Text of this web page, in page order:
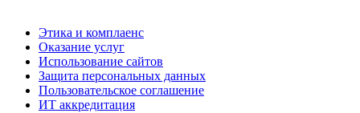
Этика и комплаенс
Оказание услуг
Использование сайтов
Защита персональных данных
Пользовательское соглашение
ИТ аккредитация